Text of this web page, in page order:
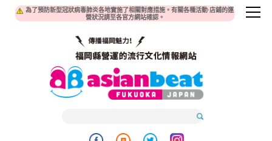
為了預防新型冠狀病毒肺炎各地實施了相關對應措施。有關各種活動·店鋪的運
營狀況請至各官方網站確認。